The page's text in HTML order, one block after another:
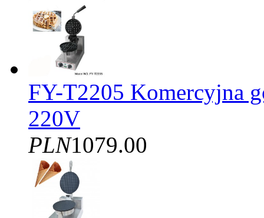
FY-T2205 Komercyjna
220V
PLN1079.00